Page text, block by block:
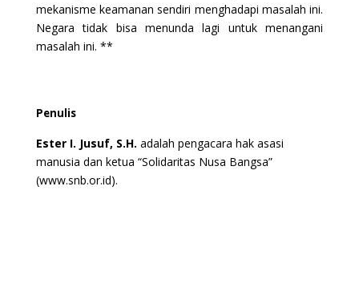
mekanisme keamanan sendiri menghadapi masalah ini.
Negara tidak bisa menunda lagi untuk menangani
masalah ini. **
Penulis
Ester I. Jusuf, S.H. adalah pengacara hak asasi
manusia dan ketua “Solidaritas Nusa Bangsa”
(www.snb.or.id).